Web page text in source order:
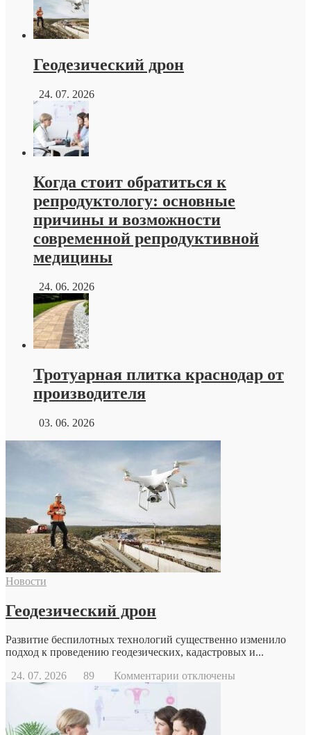
Геодезический дрон
24. 07. 2026
Когда стоит обратиться к
репродуктологу: основные
причины и возможности
современной репродуктивной
медицины
24. 06. 2026
Тротуарная плитка краснодар от
производителя
03. 06. 2026
Новости
Геодезический дрон
Развитие беспилотных технологий существенно изменило
подход к проведению геодезических, кадастровых и...
24. 07. 2026
89 Комментарии к
дрон
отключены